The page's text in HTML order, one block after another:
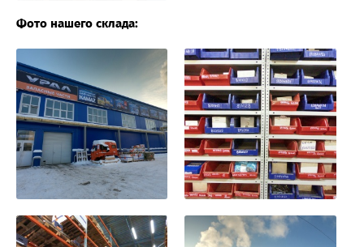
Фото нашего склада: